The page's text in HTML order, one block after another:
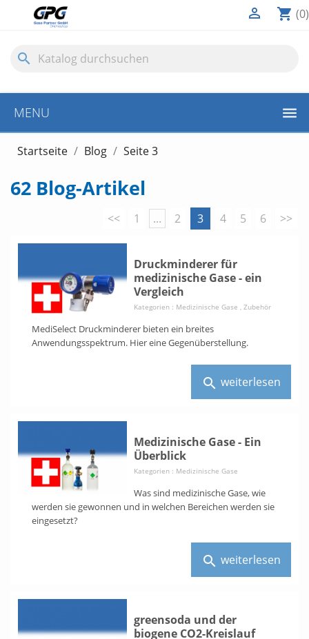
shopping_cart (0)

search
MENU
Startseite Blog Seite 3
62 Blog-Artikel
<< 1 ... 2 3 4 5 6 >>
Druckminderer für
medizinische Gase - ein
Vergleich
Kategorien : Medizinische Gase ,Zubehör
MediSelect Druckminderer bieten ein breites
Anwendungsspektrum. Hier eine Gegenüberstellung.
search weiterlesen
Medizinische Gase - Ein
Überblick
Kategorien : Medizinische Gase
Was sind medizinische Gase, wie
werden sie gewonnen und in welchen Bereichen werden sie
eingesetzt?
search weiterlesen
greensoda und der
biogene CO2-Kreislauf